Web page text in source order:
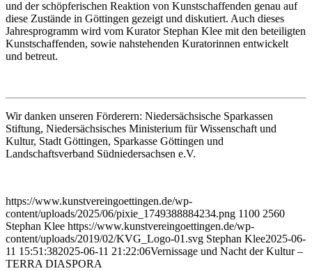
und der schöpferischen Reaktion von Kunstschaffenden genau auf
diese Zustände in Göttingen gezeigt und diskutiert. Auch dieses
Jahresprogramm wird vom Kurator Stephan Klee mit den beteiligten
Kunstschaffenden, sowie nahstehenden Kuratorinnen entwickelt
und betreut.
Wir danken unseren Förderern: Niedersächsische Sparkassen
Stiftung, Niedersächsisches Ministerium für Wissenschaft und
Kultur, Stadt Göttingen, Sparkasse Göttingen und
Landschaftsverband Südniedersachsen e.V.
https://www.kunstvereingoettingen.de/wp-
content/uploads/2025/06/pixie_1749388884234.png 1100 2560
Stephan Klee https://www.kunstvereingoettingen.de/wp-
content/uploads/2019/02/KVG_Logo-01.svg Stephan Klee2025-06-
11 15:51:382025-06-11 21:22:06Vernissage und Nacht der Kultur –
TERRA DIASPORA